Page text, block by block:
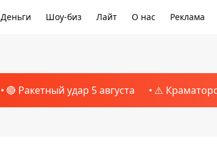
Деньги Шоу-биз Лайт О нас Реклама
🔴 Ракетный удар 5 августа ⚠️